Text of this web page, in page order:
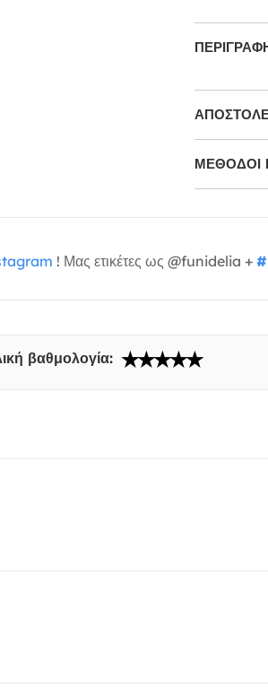
ΜΕΘΌΔΟΙ
! Μας ετικέτες ως @funidelia +
βαθμολογία: